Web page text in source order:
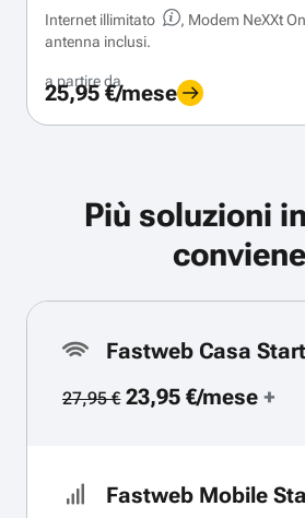
Internet illimitato
, Modem NeXXt
antenna inclusi.
a partire da
25,95 €/mese
Più soluzioni
Fastweb Casa Start
27,95 €23,95 €/mese+
Fastweb Mobile